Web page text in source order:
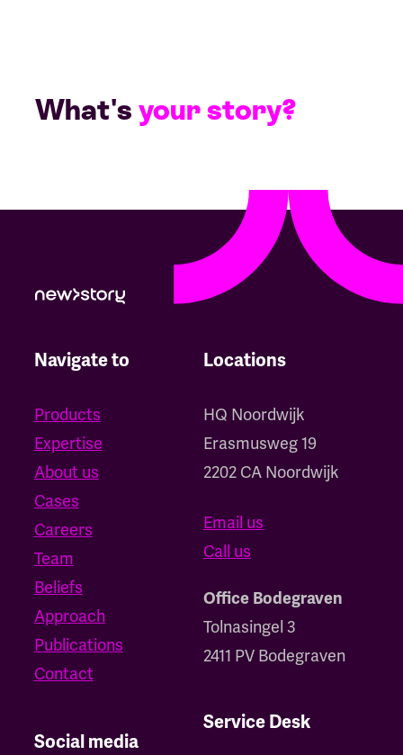
What's your story?
Navigate to
Products
Expertise
About us
Cases
Careers
Team
Beliefs
Approach
Publications
Contact
Social media
Service Desk
Locations
HQ Noordwijk
‍Erasmusweg 19
2202 CA Noordwijk
Email us
Call us
Office Bodegraven
Tolnasingel 3
2411 PV Bodegraven